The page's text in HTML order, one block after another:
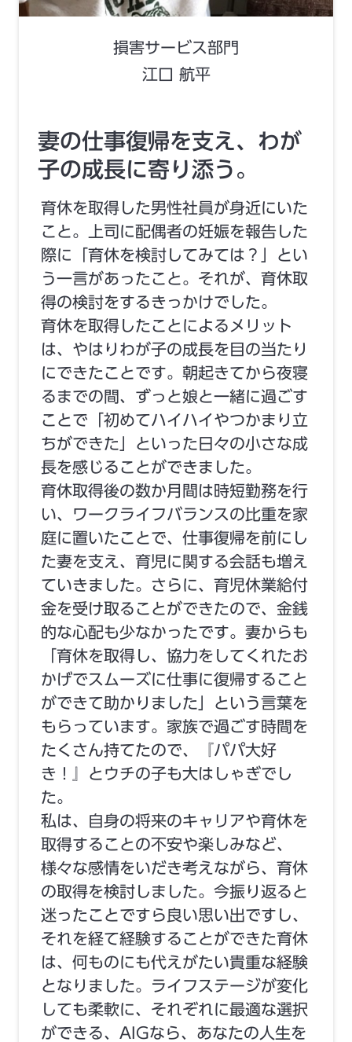
損害サービス部門
江口 航平
妻の仕事復帰を支え、わが
子の成長に寄り添う。
育休を取得した男性社員が身近にいた
こと。上司に配偶者の妊娠を報告した
際に「育休を検討してみては？」とい
う一言があったこと。それが、育休取
得の検討をするきっかけでした。
育休を取得したことによるメリット
は、やはりわが子の成長を目の当たり
にできたことです。朝起きてから夜寝
るまでの間、ずっと娘と一緒に過ごす
ことで「初めてハイハイやつかまり立
ちができた」といった日々の小さな成
長を感じることができました。
育休取得後の数か月間は時短勤務を行
い、ワークライフバランスの比重を家
庭に置いたことで、仕事復帰を前にし
た妻を支え、育児に関する会話も増え
ていきました。さらに、育児休業給付
金を受け取ることができたので、金銭
的な心配も少なかったです。妻からも
「育休を取得し、協力をしてくれたお
かげでスムーズに仕事に復帰すること
ができて助かりました」という言葉を
もらっています。家族で過ごす時間を
たくさん持てたので、『パパ大好
き！』とウチの子も大はしゃぎでし
た。
私は、自身の将来のキャリアや育休を
取得することの不安や楽しみなど、
様々な感情をいだき考えながら、育休
の取得を検討しました。今振り返ると
迷ったことですら良い思い出ですし、
それを経て経験することができた育休
は、何ものにも代えがたい貴重な経験
となりました。ライフステージが変化
しても柔軟に、それぞれに最適な選択
ができる、AIGなら、あなたの人生を